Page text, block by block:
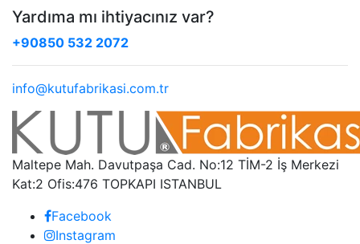
Yardıma mı ihtiyacınız var?
+90850 532 2072
info@kutufabrikasi.com.tr
Maltepe Mah. Davutpaşa Cad. No:12 TİM-2 İş Merkezi
Kat:2 Ofis:476 TOPKAPI ISTANBUL
Facebook
Instagram